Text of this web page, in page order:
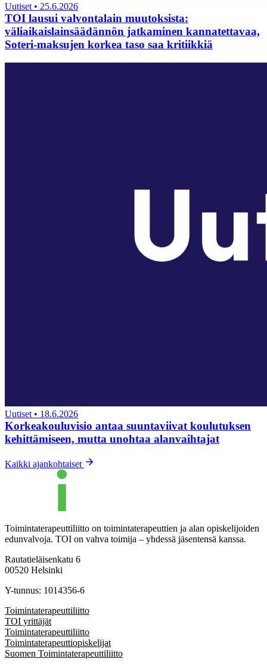
Uutiset • 25.6.2026
TOI lausui valvontalain muutoksista:
väliaikaislainsäädännön jatkaminen kannatettavaa,
Soteri-maksujen korkea taso saa kritiikkiä
Uutiset • 18.6.2026
Korkeakouluvisio antaa suuntaviivat koulutuksen
kehittämiseen, mutta unohtaa alanvaihtajat
Kaikki ajankohtaiset
Toimintaterapeuttiliitto on toimintaterapeuttien ja alan opiskelijoiden
edunvalvoja. TOI on vahva toimija – yhdessä jäsentensä kanssa.
Rautatieläisenkatu 6
00520 Helsinki
Y-tunnus: 1014356-6
Toimintaterapeuttiliitto
TOI yrittäjät
Toimintaterapeuttiliitto
Toimintaterapeuttiopiskelijat
Suomen Toimintaterapeuttiliitto